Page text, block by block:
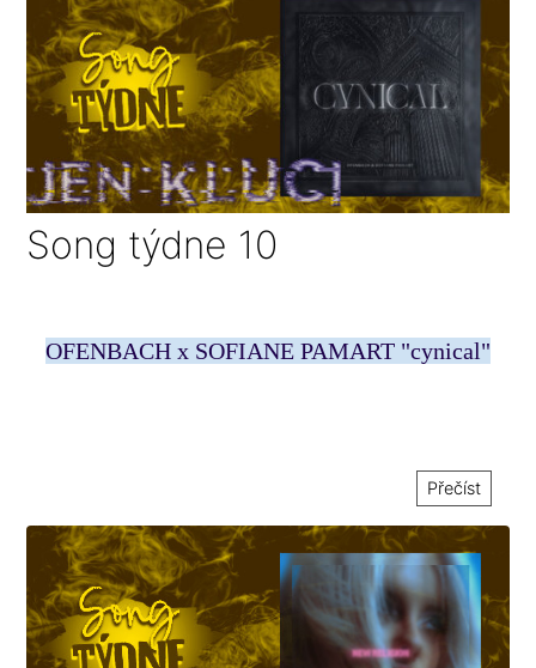
Song týdne 10
OFENBACH x SOFIANE PAMART "cynical"
Přečíst